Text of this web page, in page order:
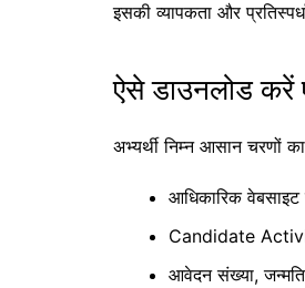
इसकी व्यापकता और
ऐसे डाउनलोड करें
अभ्यर्थी निम्न आसान चरणों
आधिकारिक वेबसाइट
Candidate
आवेदन संख्या,